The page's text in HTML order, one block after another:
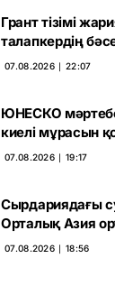
Грант тізімі
талапкердің
өтті
07.08.2026 ∣ 22:07
ЮНЕСКО
киелі мұрасын
кезеңі басталды
07.08.2026 ∣ 19:17
Сырдариядағы
Орталық Азия
07.08.2026 ∣ 18:56